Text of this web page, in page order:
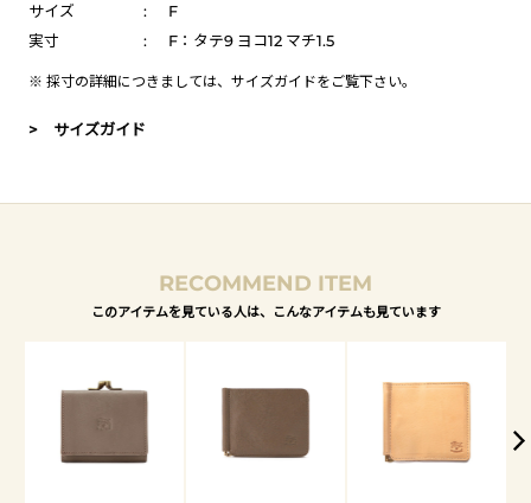
サイズ
:
F
実寸
: F：タテ9 ヨコ12 マチ1.5
※ 採寸の詳細につきましては、 サイズガイドをご覧下さい。
> サイズガイド
RECOMMEND ITEM
このアイテムを見ている人は、こんなアイテムも見ています